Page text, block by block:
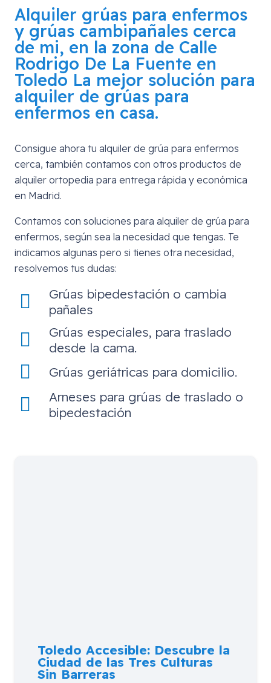
Alquiler grúas para enfermos
y grúas cambipañales cerca
de mi, en la zona de Calle
Rodrigo De La Fuente en
Toledo La mejor solución para
alquiler de grúas para
enfermos en casa.
Consigue ahora tu alquiler de grúa para enfermos
cerca, también contamos con otros productos de
alquiler ortopedia para entrega rápida y económica
en Madrid.
Contamos con soluciones para alquiler de grúa para
enfermos, según sea la necesidad que tengas. Te
indicamos algunas pero si tienes otra necesidad,
resolvemos tus dudas:
Grúas bipedestación o cambia
pañales
Grúas especiales, para traslado
desde la cama.
Grúas geriátricas para domicilio.
Arneses para grúas de traslado o
bipedestación
Toledo Accesible: Descubre la
Ciudad de las Tres Culturas
Sin Barreras